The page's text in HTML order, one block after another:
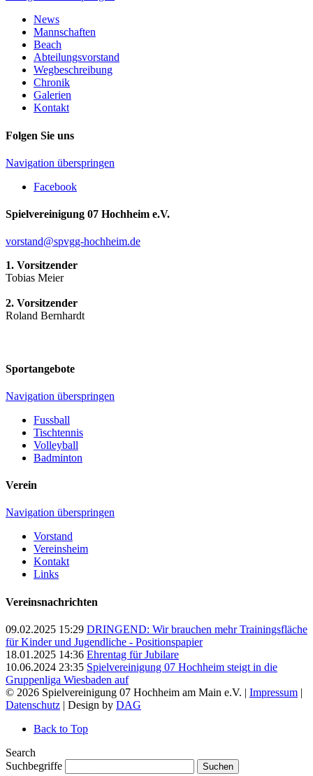
News
Mannschaften
Beach
Abteilungsvorstand
Wegbeschreibung
Chronik
Galerien
Kontakt
Folgen Sie uns
Navigation überspringen
Facebook
Spielvereinigung 07 Hochheim e.V.
vorstand@spvgg-hochheim.de
1. Vorsitzender
Tobias Meier
2. Vorsitzender
Roland Bernhardt
Sportangebote
Navigation überspringen
Fussball
Tischtennis
Volleyball
Badminton
Verein
Navigation überspringen
Vorstand
Vereinsheim
Kontakt
Links
Vereinsnachrichten
09.02.2025 15:29 DRINGEND: Wir brauchen mehr Trainingsfläche
für Kinder und Jugendliche - Positionspapier
18.01.2025 14:36 Ehrentag für Jubilare
10.06.2024 23:35 Spielvereinigung 07 Hochheim steigt in die
Gruppenliga Wiesbaden auf
© 2026 Spielvereinigung 07 Hochheim am Main e.V. | Impressum |
Datenschutz | Design by DAG
Back to Top
Search
Suchbegriffe
Suchen